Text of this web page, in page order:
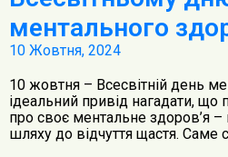
ментального
10 Жовтня, 2024
10 жовтня – Всесвітній день
ідеальний привід нагадати, що
про своє ментальне здоров’я
шляху до відчуття щастя. Саме